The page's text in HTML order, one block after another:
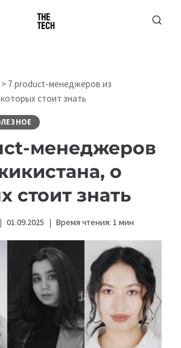
> 7 product-менеджеров из
стоит знать
менеджеров
о
стоит знать
01.09.2025 Время чтения: 1 мин